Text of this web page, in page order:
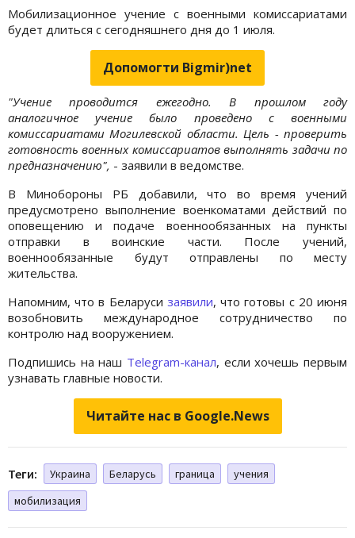
Мобилизационное учение с военными комиссариатами
будет длиться с сегодняшнего дня до 1 июля.
Допомогти Bigmir)net
"Учение проводится ежегодно. В прошлом году
аналогичное учение было проведено с военными
комиссариатами Могилевской области. Цель - проверить
готовность военных комиссариатов выполнять задачи по
предназначению", - заявили в ведомстве.
В Минобороны РБ добавили, что во время учений
предусмотрено выполнение военкоматами действий по
оповещению и подаче военнообязанных на пункты
отправки в воинские части. После учений,
военнообязанные будут отправлены по месту
жительства.
Напомним, что в Беларуси заявили, что готовы с 20 июня
возобновить международное сотрудничество по
контролю над вооружением.
Подпишись на наш Telegram-канал, если хочешь первым
узнавать главные новости.
Читайте нас в Google.News
Теги: Украина Беларусь граница
учения
мобилизация